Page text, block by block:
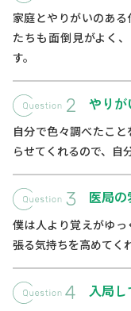
家庭とやりがいのあ
たちも面倒見がよく
す。
やりが
自分で色々調べたこ
らせてくれるので、自
医局
僕は人より覚えがゆ
張る気持ちを高めてく
入局し